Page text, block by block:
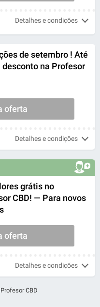
Detalhes e condições
de setembro ! Até
desconto na Profesor
oferta
Detalhes e condições
grátis no
CBD! — Para novos
oferta
Detalhes e condições
Profesor CBD